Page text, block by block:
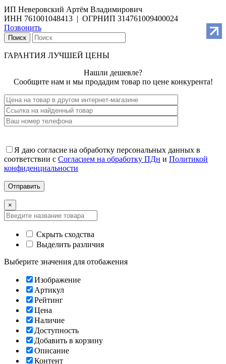
ИП Неверовский Артём Владимирович
ИНН 761001048413 | ОГРНИП 314761009400024
Позвонить
Поиск
ГАРАНТИЯ ЛУЧШЕЙ ЦЕНЫ
Нашли дешевле?
Сообщите нам и мы продадим товар по цене конкурента!
Я даю согласие на обработку персональных данных в
соответствии с Согласием на обработку ПДн и Политикой
конфиденциальности
×
Скрыть сходства
Выделить различия
Выберите значения для отобажения
Изображение
Артикул
Рейтинг
Цена
Наличие
Доступность
Добавить в корзину
Описание
Контент